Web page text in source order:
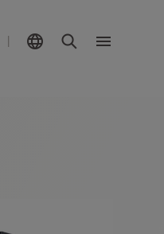
| Sélecteur d'emplacement